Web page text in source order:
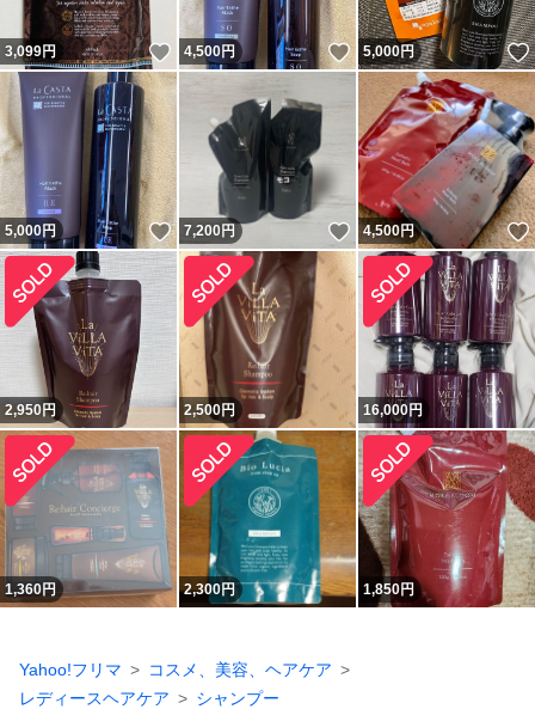
3,099円 いいね！
4,500円 いいね！
5,000円
5,000円 いいね！
7,200 円 いいね！
4,500円
2,950円 2,500円 16,000円
1,360円 2,300円 1,850円
Yahoo!フリマ
コスメ、美容、ヘアケア
レディースヘアケア
シャンプー